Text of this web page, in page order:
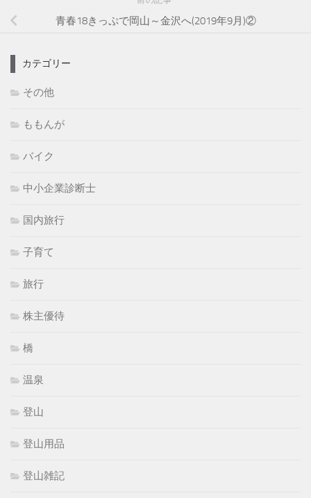
青春18きっぷで岡山～金沢へ(2019年9月)②
カテゴリー
その他
ももんが
バイク
中小企業診断士
国内旅行
子育て
旅行
株主優待
橋
温泉
登山
登山用品
登山雑記